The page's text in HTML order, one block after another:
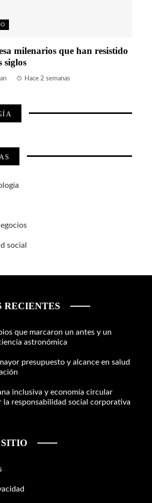
milenarios que han resistido
siglos
Hace 2 semanas
social
RECIENTES
que marcaron un antes y un
astronómica
presupuesto y alcance en salud
inclusiva y economía circular
la responsabilidad social corporativa